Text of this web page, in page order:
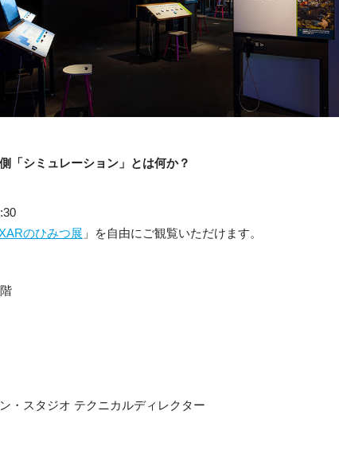
「シミュレーション」とは何か？
のひみつ展 」を自由にご観覧いただけます。
・スタジオ テクニカルディレクター